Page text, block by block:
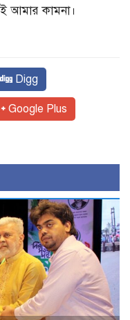
আমার কামনা।
Digg
Google Plus